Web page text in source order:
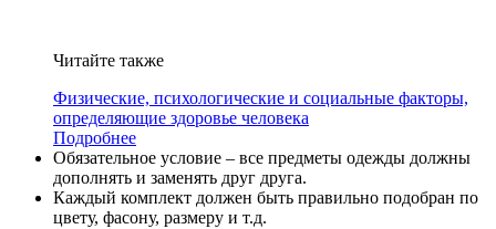
Читайте также
Физические, психологические и социальные факторы,
определяющие здоровье человека
Подробнее
Обязательное условие – все предметы одежды должны
дополнять и заменять друг друга.
Каждый комплект должен быть правильно подобран по
цвету, фасону, размеру и т.д.